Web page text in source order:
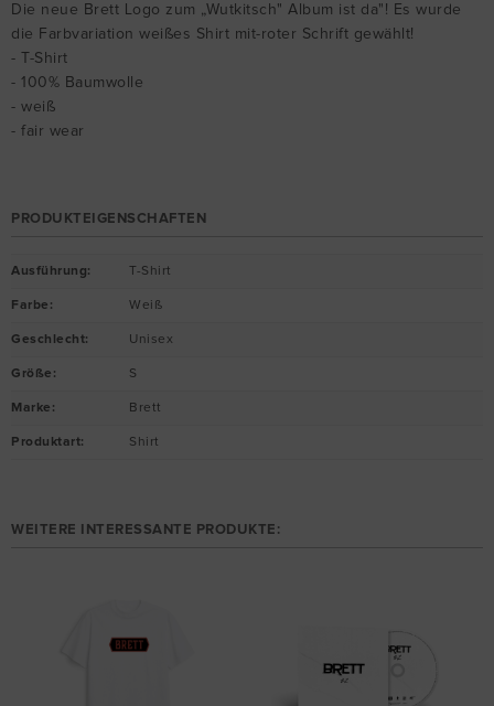
Die neue Brett Logo zum „Wutkitsch" Album ist da"! Es wurde
die Farbvariation weißes Shirt mit-roter Schrift gewählt!
- T-Shirt
- 100% Baumwolle
- weiß
- fair wear
PRODUKTEIGENSCHAFTEN
Ausführung: T-Shirt
Farbe : Weiß
Geschlecht: Unisex
Größe : S
Marke : Brett
Produktart: Shirt
WEITERE INTERESSANTE PRODUKTE: